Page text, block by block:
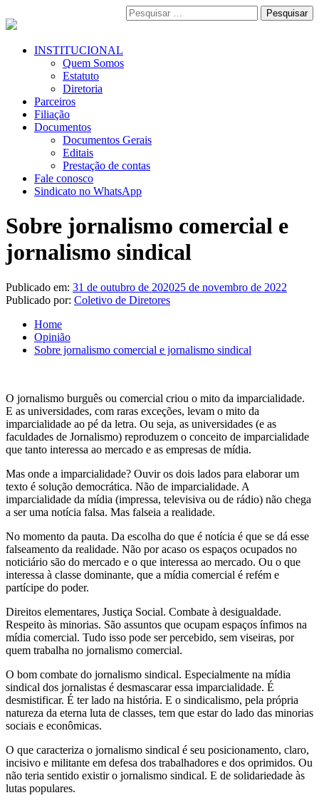
para
conteúdo
Pesquisar
por:
Menu
INSTITUCIONAL
Quem Somos
Estatuto
Diretoria
Parceiros
Filiação
Documentos
Documentos Gerais
Editais
Prestação de contas
Fale conosco
Sindicato no WhatsApp
Sobre jornalismo comercial e
jornalismo sindical
Publicado em: 31 de outubro de 202025 de novembro de 2022
Publicado por: Coletivo de Diretores
Home
Opinião
Sobre jornalismo comercial e jornalismo sindical
O jornalismo burguês ou comercial criou o mito da imparcialidade.
E as universidades, com raras exceções, levam o mito da
imparcialidade ao pé da letra. Ou seja, as universidades (e as
faculdades de Jornalismo) reproduzem o conceito de imparcialidade
que tanto interessa ao mercado e as empresas de mídia.
Mas onde a imparcialidade? Ouvir os dois lados para elaborar um
texto é solução democrática. Não de imparcialidade. A
imparcialidade da mídia (impressa, televisiva ou de rádio) não chega
a ser uma notícia falsa. Mas falseia a realidade.
No momento da pauta. Da escolha do que é notícia é que se dá esse
falseamento da realidade. Não por acaso os espaços ocupados no
noticiário são do mercado e o que interessa ao mercado. Ou o que
interessa à classe dominante, que a mídia comercial é refém e
partícipe do poder.
Direitos elementares, Justiça Social. Combate à desigualdade.
Respeito às minorias. São assuntos que ocupam espaços ínfimos na
mídia comercial. Tudo isso pode ser percebido, sem viseiras, por
quem trabalha no jornalismo comercial.
O bom combate do jornalismo sindical. Especialmente na mídia
sindical dos jornalistas é desmascarar essa imparcialidade. É
desmistificar. É ter lado na história. E o sindicalismo, pela própria
natureza da eterna luta de classes, tem que estar do lado das minorias
sociais e econômicas.
O que caracteriza o jornalismo sindical é seu posicionamento, claro,
incisivo e militante em defesa dos trabalhadores e dos oprimidos. Ou
não teria sentido existir o jornalismo sindical. E de solidariedade às
lutas populares.